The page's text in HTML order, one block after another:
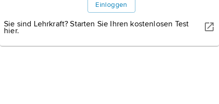
Einloggen
Sie sind Lehrkraft? Starten Sie Ihren kostenlosen Test
hier.